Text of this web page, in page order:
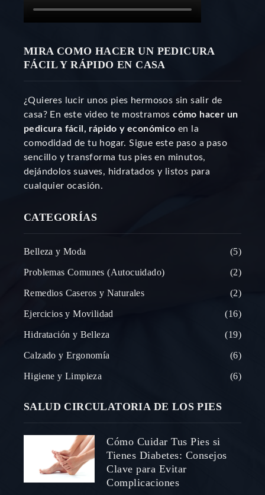
MIRA COMO HACER UN PEDICURA
FÁCIL Y RÁPIDO EN CASA
¿Quieres lucir unos pies hermosos sin salir de
casa? En este video te mostramoscómo hacer un
pedicura fácil, rápido y económico en la
comodidad de tu hogar. Sigue este paso a paso
sencillo y transforma tus pies en minutos,
dejándolos suaves, hidratados y listos para
cualquier ocasión.
CATEGORÍAS
Belleza y Moda 5
Problemas Comunes (Autocuidado) 2
Remedios Caseros y Naturales 2
Ejercicios y Movilidad 16
Hidratación y Belleza 19
Calzado y Ergonomía 6
Higiene y Limpieza 6
SALUD CIRCULATORIA DE LOS PIES
Cómo Cuidar Tus Pies si
Tienes Diabetes: Consejos
Clave para Evitar
Complicaciones